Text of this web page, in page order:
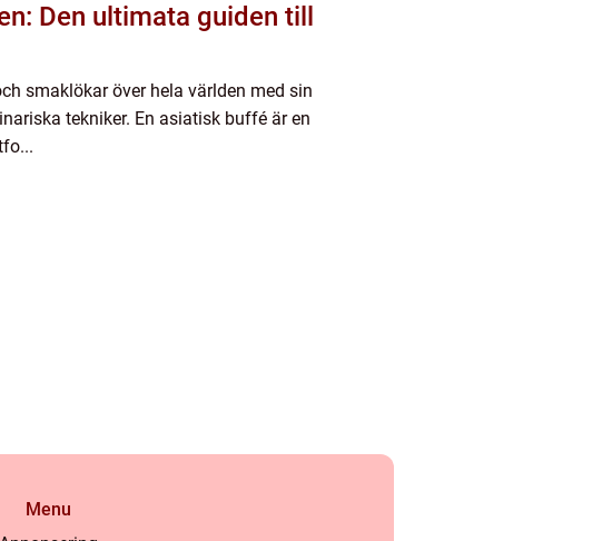
Den ultimata guiden till
smaklökar över hela världen med sin
tekniker. En asiatisk buffé är en
Menu